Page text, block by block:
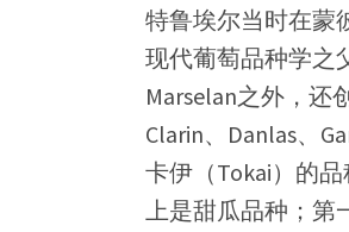
特鲁埃尔当时在蒙
现代葡萄品种学之
Marselan之外，还
Clarin、Danlas、
卡伊（Tokai）的
上是甜瓜品种；第